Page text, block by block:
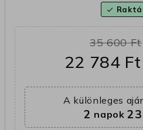
check
35 600 Ft
22 784
A különleges
2 napok